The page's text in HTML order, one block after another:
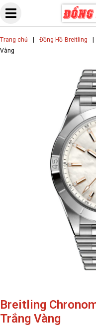
Skip
content
Trang chủ |Đồng Hồ Breitling
Vàng
Breitling
Trắng Vàng